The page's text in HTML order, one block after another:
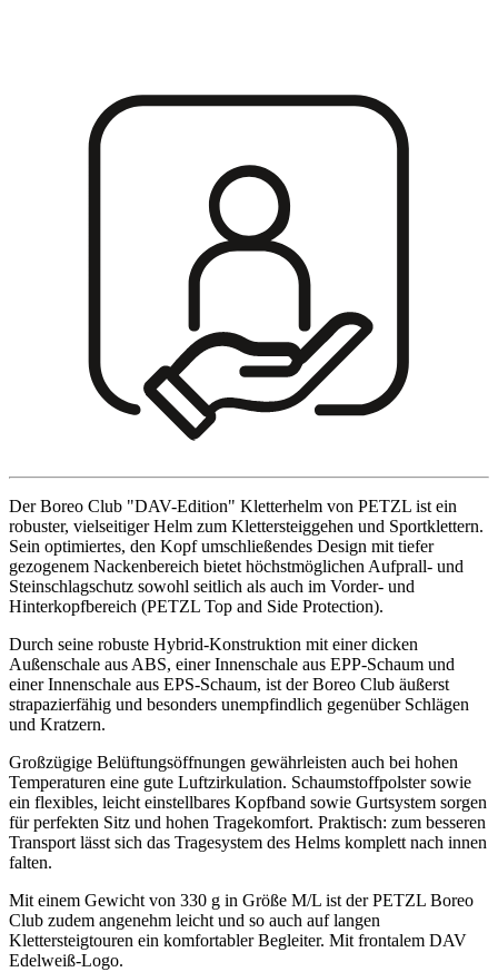
Der Boreo Club "DAV-Edition" Kletterhelm von PETZL ist ein
robuster, vielseitiger Helm zum Klettersteiggehen und Sportklettern.
Sein optimiertes, den Kopf umschließendes Design mit tiefer
gezogenem Nackenbereich bietet höchstmöglichen Aufprall- und
Steinschlagschutz sowohl seitlich als auch im Vorder- und
Hinterkopfbereich (PETZL Top and Side Protection).
Durch seine robuste Hybrid-Konstruktion mit einer dicken
Außenschale aus ABS, einer Innenschale aus EPP-Schaum und
einer Innenschale aus EPS-Schaum, ist der Boreo Club äußerst
strapazierfähig und besonders unempfindlich gegenüber Schlägen
und Kratzern.
Großzügige Belüftungsöffnungen gewährleisten auch bei hohen
Temperaturen eine gute Luftzirkulation. Schaumstoffpolster sowie
ein flexibles, leicht einstellbares Kopfband sowie Gurtsystem sorgen
für perfekten Sitz und hohen Tragekomfort. Praktisch: zum besseren
Transport lässt sich das Tragesystem des Helms komplett nach innen
falten.
Mit einem Gewicht von 330 g in Größe M/L ist der PETZL Boreo
Club zudem angenehm leicht und so auch auf langen
Klettersteigtouren ein komfortabler Begleiter. Mit frontalem DAV
Edelweiß-Logo.